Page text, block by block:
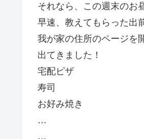
それなら、この週末のお
早速、教えてもらった出
我が家の住所のページを
出てきました！
宅配ピザ
寿司
お好み焼き
…
…